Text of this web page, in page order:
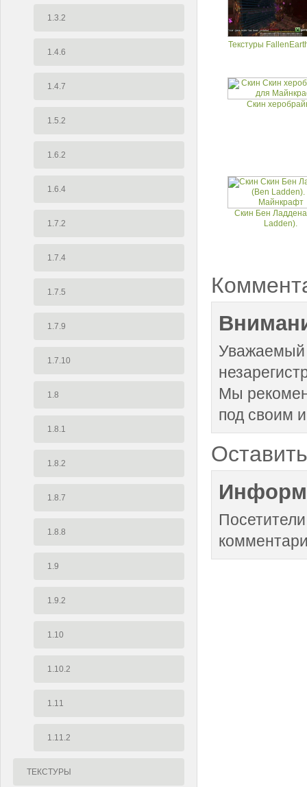
1.3.2
1.4.6
1.4.7
1.5.2
1.6.2
1.6.4
1.7.2
1.7.4
1.7.5
1.7.9
1.7.10
1.8
1.8.1
1.8.2
1.8.7
1.8.8
1.9
1.9.2
1.10
1.10.2
1.11
1.11.2
ТЕКСТУРЫ
Текстуры
Скин
Скин Бен
Ladden).
Уважаемый
Мы
под своим